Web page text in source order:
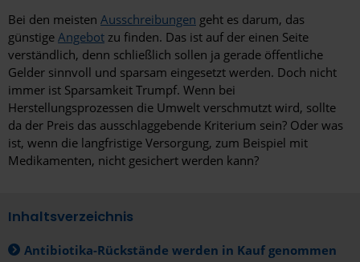
Bei den meisten Ausschreibungen geht es darum, das
günstige Angebot zu finden. Das ist auf der einen Seite
verständlich, denn schließlich sollen ja gerade öffentliche
Gelder sinnvoll und sparsam eingesetzt werden. Doch nicht
immer ist Sparsamkeit Trumpf. Wenn bei
Herstellungsprozessen die Umwelt verschmutzt wird, sollte
da der Preis das ausschlaggebende Kriterium sein? Oder was
ist, wenn die langfristige Versorgung, zum Beispiel mit
Medikamenten, nicht gesichert werden kann?
Inhaltsverzeichnis
Antibiotika-Rückstände werden in Kauf genommen